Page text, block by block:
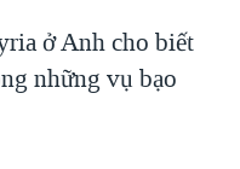
TỪ NÔNG THÔN MỸ
ở Anh cho biết
những vụ bạo